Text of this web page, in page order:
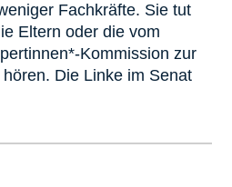
Fachkräfte. Sie tut
Eltern oder die vom
Kommission zur
Die Linke im Senat